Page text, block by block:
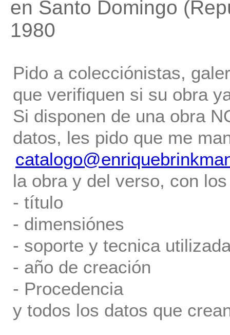
en Santo Domingo
1980
Pido a colecciónistas,
que verifiquen si su obra
Si disponen de una obra
datos, les pido que me
la obra y del verso, con
- título
- dimensiónes
- soporte y tecnica
- año de creación
- Procedencia
y todos los datos que